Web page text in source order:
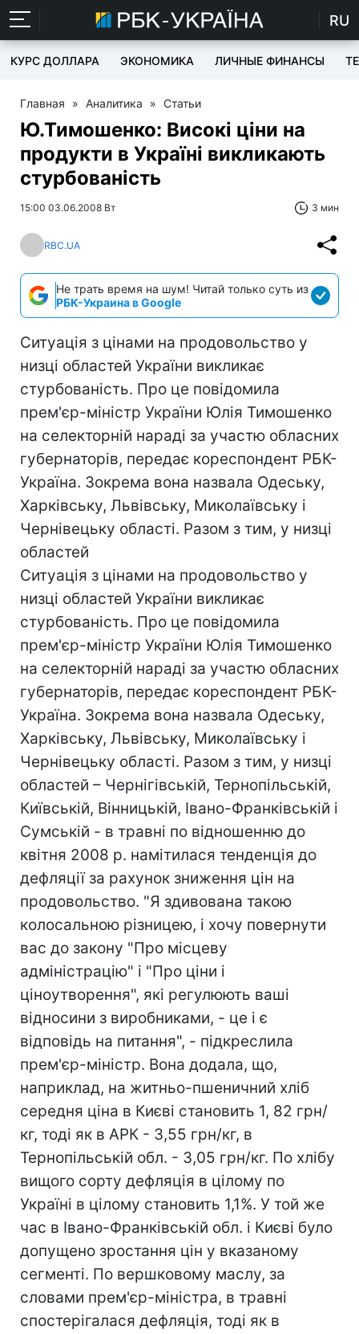
RU
КУРС ДОЛЛАРА ЭКОНОМИКА ЛИЧНЫЕ ФИНАНСЫ
Главная » Аналитика » Статьи
Ю.Тимошенко: Високі ціни на
продукти в Україні викликають
стурбованість
15:00 03.06.2008 Вт 3 мин
RBC.UA
Не трать время на шум! Читай только суть из
РБК-Украина в Google
Ситуація з цінами на продовольство у
низці областей України викликає
стурбованість. Про це повідомила
прем'єр-міністр України Юлія Тимошенко
на селекторній нараді за участю обласних
губернаторів, передає кореспондент РБК-
Україна. Зокрема вона назвала Одеську,
Харківську, Львівську, Миколаївську і
Чернівецьку області. Разом з тим, у низці
областей
Ситуація з цінами на продовольство у
низці областей України викликає
стурбованість. Про це повідомила
прем'єр-міністр України Юлія Тимошенко
на селекторній нараді за участю обласних
губернаторів, передає кореспондент РБК-
Україна. Зокрема вона назвала Одеську,
Харківську, Львівську, Миколаївську і
Чернівецьку області. Разом з тим, у низці
областей – Чернігівській, Тернопільській,
Київській, Вінницькій, Івано-Франківській і
Сумській - в травні по відношенню до
квітня 2008 р. намітилася тенденція до
дефляції за рахунок зниження цін на
продовольство. "Я здивована такою
колосальною різницею, і хочу повернути
вас до закону "Про місцеву
адміністрацію" і "Про ціни і
ціноутворення", які регулюють ваші
відносини з виробниками, - це і є
відповідь на питання", - підкреслила
прем'єр-міністр. Вона додала, що,
наприклад, на житньо-пшеничний хліб
середня ціна в Києві становить 1, 82 грн/
кг, тоді як в АРК - 3,55 грн/кг, в
Тернопільській обл. - 3,05 грн/кг. По хлібу
вищого сорту дефляція в цілому по
Україні в цілому становить 1,1%. У той же
час в Івано-Франківській обл. і Києві було
допущено зростання цін у вказаному
сегменті. По вершковому маслу, за
словами прем'єр-міністра, в травні
спостерігалася дефляція, тоді як в